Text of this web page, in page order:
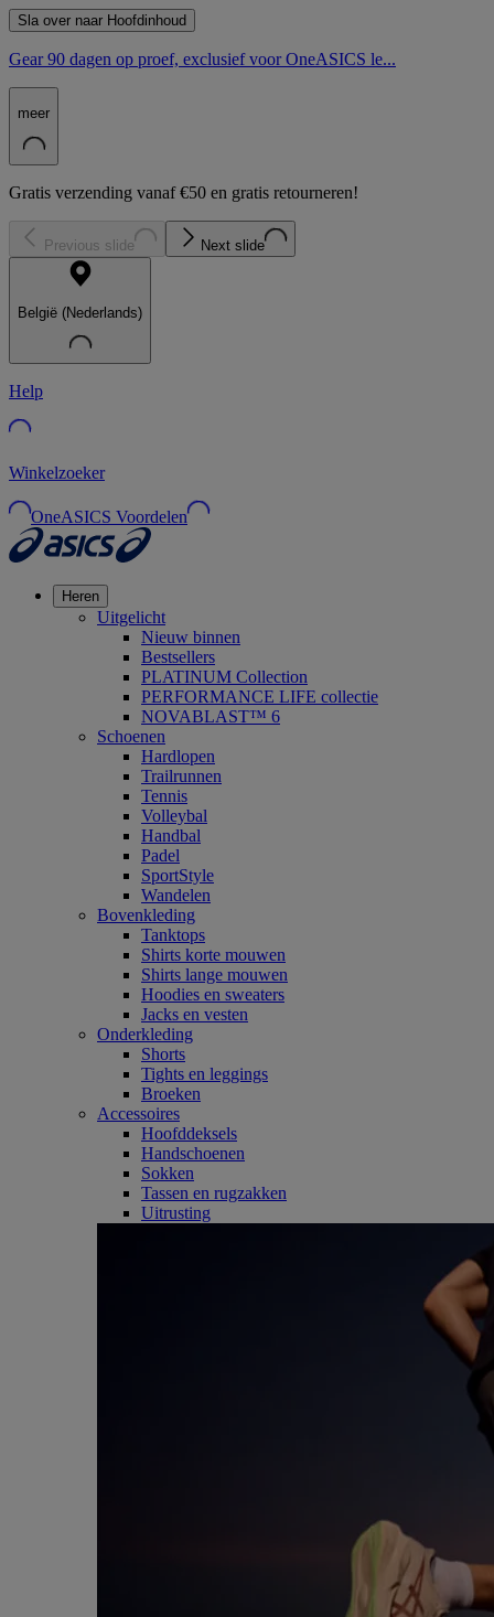
Sla over naar Hoofdinhoud
Gear 90 dagen op proef, exclusief voor OneASICS le...
meer
Gratis verzending vanaf €50 en gratis retourneren!
Previous slide Next slide
België (Nederlands)
Help
Winkelzoeker
OneASICS Voordelen
Heren
Uitgelicht
Nieuw binnen
Bestsellers
PLATINUM Collection
PERFORMANCE LIFE collectie
NOVABLAST™ 6
Schoenen
Hardlopen
Trailrunnen
Tennis
Volleybal
Handbal
Padel
SportStyle
Wandelen
Bovenkleding
Tanktops
Shirts korte mouwen
Shirts lange mouwen
Hoodies en sweaters
Jacks en vesten
Onderkleding
Shorts
Tights en leggings
Broeken
Accessoires
Hoofddeksels
Handschoenen
Sokken
Tassen en rugzakken
Uitrusting